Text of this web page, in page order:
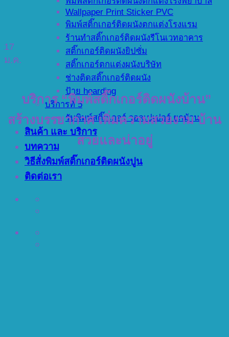
Wallpaper Print Sticker PVC
พิมพ์สติ๊กเกอร์ติดผนังตกแต่งโรงแรม
ร้านทำสติ๊กเกอร์ติดผนังรีโนเวทอาคาร
สติ๊กเกอร์ติดผนังยิปซั่ม
สติ๊กเกอร์ตกแต่งผนังบริษัท
ช่างติดสติ๊กเกอร์ติดผนัง
ป้าย hoarding
บริการที่ 5
รับพิมพ์สติ๊กเกอร์ วอลเปเปอร์ ยกม้วน
สินค้า และ บริการ
บทความ
วิธีสั่งพิมพ์สติ๊กเกอร์ติดผนังปูน
ติดต่อเรา
17
ม.ค.
บริการ “พิมพ์สติ๊กเกอร์ติดผนังบ้าน”
สร้างบรรยากาศ เพิ่มความสวยงาม บ้าน
สวยและน่าอยู่